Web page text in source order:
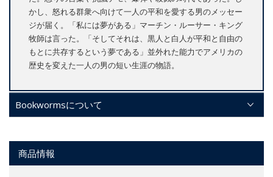
かし、怒れる群衆へ向けて一人の平和を愛する男のメッセー
ジが届く。「私には夢がある」マーチン・ルーサー・キング
牧師は言った。「そしてそれは、黒人と白人が平和と自由の
もとに共存するという夢である」並外れた能力でアメリカの
歴史を変えた一人の男の短い生涯の物語。
Bookwormsについて
商品情報